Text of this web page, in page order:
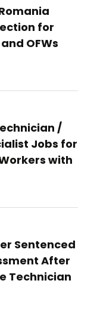
for
OFWs
/
Jobs for
with
Sentenced
After
Technician